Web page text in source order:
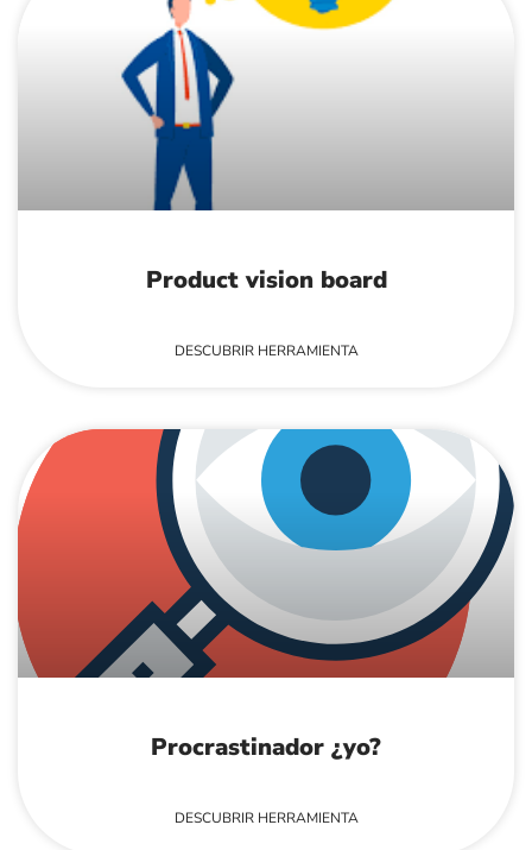
Product vision board
DESCUBRIR HERRAMIENTA
Procrastinador ¿yo?
DESCUBRIR HERRAMIENTA